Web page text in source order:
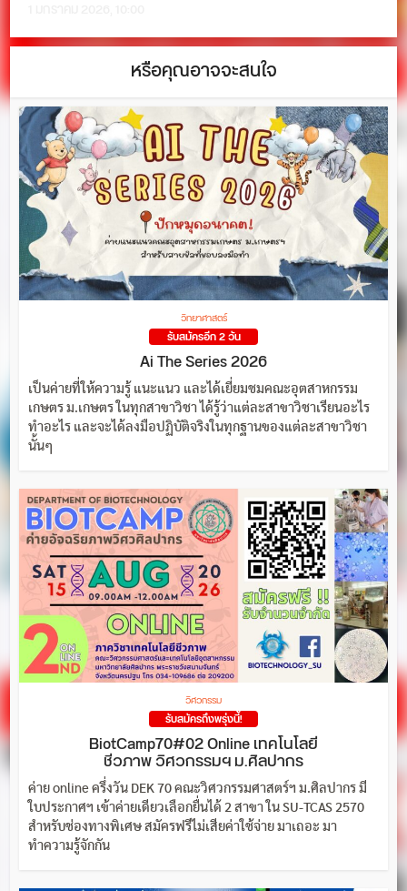
หรือคุณอาจจะสนใจ
วิทยาศาสตร์
รับสมัครอีก 2 วัน
Ai The Series 2026
เป็นค่ายที่ให้ความรู้ แนะแนว และได้เยี่ยมชมคณะอุตสาหกรรม
เกษตร ม.เกษตร ในทุกสาขาวิชา ได้รู้ว่าแต่ละสาขาวิชาเรียนอะไร
ทำอะไร และจะได้ลงมือปฏิบัติจริงในทุกฐานของแต่ละสาขาวิชา
นั้นๆ
วิศวกรรม
รับสมัครถึงพรุ่งนี้!
BiotCamp70#02 Online เทคโนโลยี
ชีวภาพ วิศวกรรมฯ ม.ศิลปากร
ค่าย online ครึ่งวัน DEK 70 คณะวิศวกรรมศาสตร์ฯ ม.ศิลปากร มี
ใบประกาศฯ เข้าค่ายเดียวเลือกยื่นได้ 2 สาขา ใน SU-TCAS 2570
สำหรับช่องทางพิเศษ สมัครฟรีไม่เสียค่าใช้จ่าย มาเถอะ มา
ทำความรู้จักกัน